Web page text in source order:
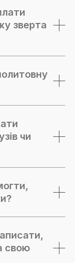
зверта
чи
свою